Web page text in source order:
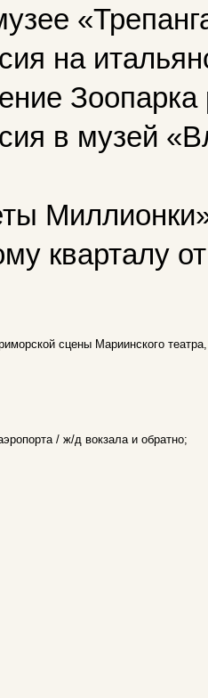
на
Зоопарка
в музей
кварталу
сцены Мариинского
/ ж/д вокзала и обратно;